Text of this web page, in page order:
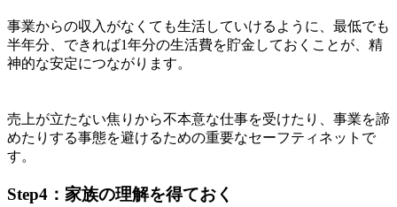
事業からの収入がなくても生活していけるように、最低でも
半年分、できれば1年分の生活費を貯金しておくことが、精
神的な安定につながります。
売上が立たない焦りから不本意な仕事を受けたり、事業を諦
めたりする事態を避けるための重要なセーフティネットで
す。
Step4：家族の理解を得ておく